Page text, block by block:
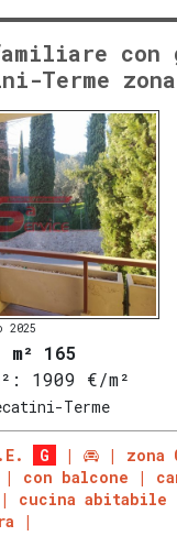
con
Terme
2025
m² 165
1909 €/m²
Terme
G
zona
con balcone
cucina abitabile